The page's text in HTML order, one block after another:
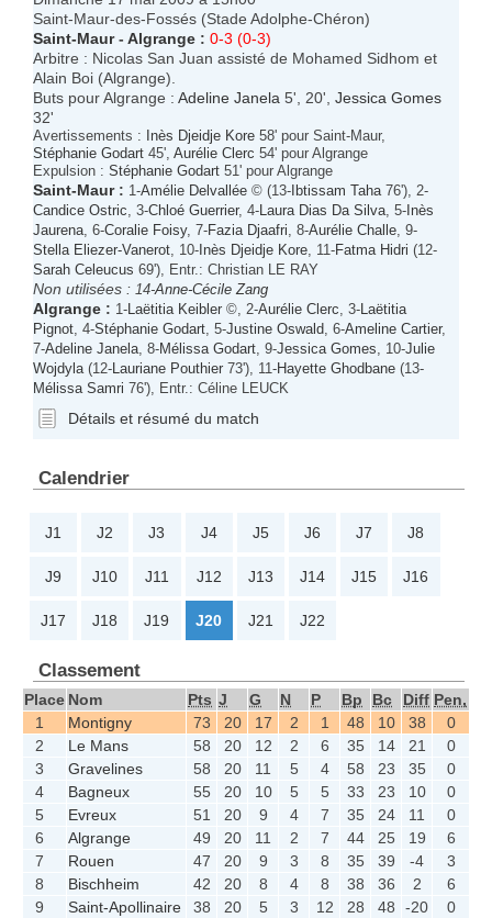
Saint-Maur-des-Fossés (Stade Adolphe-Chéron)
Saint-Maur- Algrange : 0-3 (0-3)
Arbitre : Nicolas San Juan assisté de Mohamed Sidhom et
Alain Boi (Algrange).
Buts pour Algrange : Adeline Janela 5', 20', Jessica Gomes
32'
Avertissements : Inès Djeidje Kore 58' pour Saint-Maur,
Stéphanie Godart 45', Aurélie Clerc 54' pour Algrange
Expulsion : Stéphanie Godart 51' pour Algrange
Saint-Maur: 1-Amélie Delvallée © (13- Ibtissam Taha 76'), 2-
Candice Ostric , 3-Chloé Guerrier, 4- Laura Dias Da Silva , 5- Inès
Jaurena , 6-Coralie Foisy, 7-Fazia Djaafri , 8-Aurélie Challe , 9-
Stella Eliezer-Vanerot , 10- Inès Djeidje Kore , 11-Fatma Hidri (12-
Sarah Celeucus 69'), Entr.: Christian LE RAY
Non utilisées : 14-Anne-Cécile Zang
Algrange : 1- Laëtitia Keibler ©, 2-Aurélie Clerc , 3- Laëtitia
Pignot , 4-Stéphanie Godart , 5-Justine Oswald , 6-Ameline Cartier,
7-Adeline Janela , 8-Mélissa Godart , 9-Jessica Gomes , 10-Julie
Wojdyla (12- Lauriane Pouthier 73'), 11-Hayette Ghodbane (13-
Mélissa Samri 76'), Entr.: Céline LEUCK
Détails et résumé du match
Calendrier
J1 J2 J3 J4 J5 J6 J7 J8
J9 J10 J11 J12 J13 J14 J15 J16
J17 J18 J19 J20 J21 J22
Classement
Place Nom Pts J G N P Bp Bc Diff Pen,
1
Montigny 73 20 17 2 1 48 10 38
0
2
Le Mans 58 20 12 2 6 35 14 21
0
3
Gravelines 58 20 11 5 4 58 23 35
0
4
Bagneux 55 20 10 5 5 33 23 10
0
5
Evreux 51 20 9 4 7 35 24 11
0
6
Algrange 49 20 11 2 7 44 25 19
6
7
Rouen 47 20 9 3 8 35 39 -4
3
8
Bischheim 42 20 8 4 8 38 36 2
6
9
Saint-Apollinaire 38 20 5 3 12 28 48 -20
0